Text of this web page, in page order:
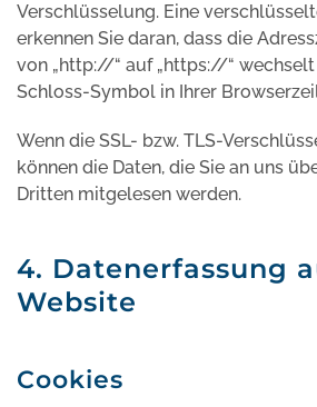
Verschlüsselung. Eine
erkennen Sie daran, dass die
von „http://“ auf „https://“
Schloss-Symbol in Ihrer
Wenn die SSL- bzw. TLS-
können die Daten, die Sie an uns
Dritten mitgelesen werden.
4. Datenerfassung
Website
Cookies